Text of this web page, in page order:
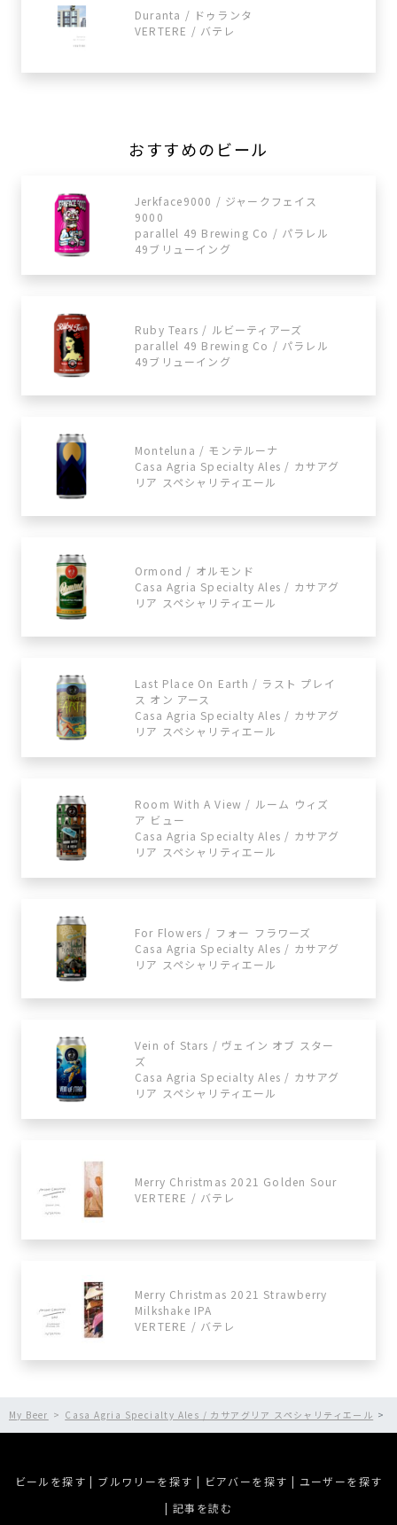
Duranta / ドゥランタ
VERTERE / バテレ
おすすめのビール
Jerkface9000 / ジャークフェイス
9000
parallel 49 Brewing Co / パラレル
49ブリューイング
Ruby Tears / ルビーティアーズ
parallel 49 Brewing Co / パラレル
49ブリューイング
Monteluna / モンテルーナ
Casa Agria Specialty Ales / カサアグ
リア スペシャリティエール
Ormond / オルモンド
Casa Agria Specialty Ales / カサアグ
リア スペシャリティエール
Last Place On Earth / ラスト プレイ
ス オン アース
Casa Agria Specialty Ales / カサアグ
リア スペシャリティエール
Room With A View / ルーム ウィズ
ア ビュー
Casa Agria Specialty Ales / カサアグ
リア スペシャリティエール
For Flowers / フォー フラワーズ
Casa Agria Specialty Ales / カサアグ
リア スペシャリティエール
Vein of Stars / ヴェイン オブ スター
ズ
Casa Agria Specialty Ales / カサアグ
リア スペシャリティエール
Merry Christmas 2021 Golden Sour
VERTERE / バテレ
Merry Christmas 2021 Strawberry
Milkshake IPA
VERTERE / バテレ
My Beer Casa Agria Specialty Ales / カサアグリア スペシャリティエール
ビールを探す | ブルワリーを探す | ビアバーを探す | ユーザーを探す
| 記事を読む